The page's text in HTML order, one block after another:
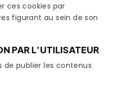
ces cookies par
figurant au sein de son
PAR L’UTILISATEUR
de publier les contenus